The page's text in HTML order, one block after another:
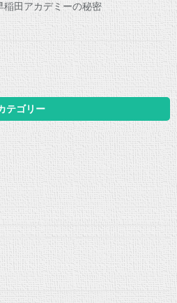
稲田アカデミーの秘密
テゴリー